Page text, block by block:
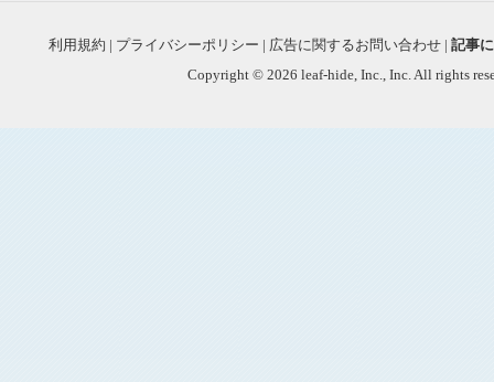
利用規約 | プライバシーポリシー | 広告に関するお問い合わせ | 記事
Copyright © 2026 leaf-hide, Inc., Inc. All rights